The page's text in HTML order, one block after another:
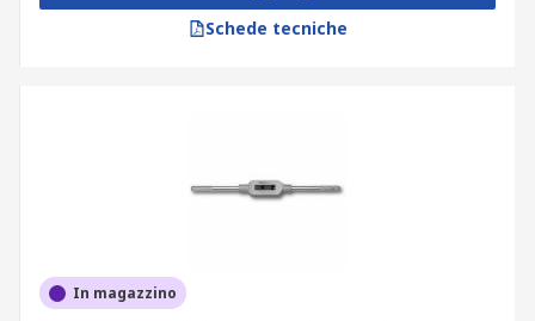
Schede tecniche
In magazzino